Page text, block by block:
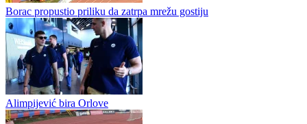
Borac propustio priliku da zatrpa mrežu gostiju
Alimpijević bira Orlove